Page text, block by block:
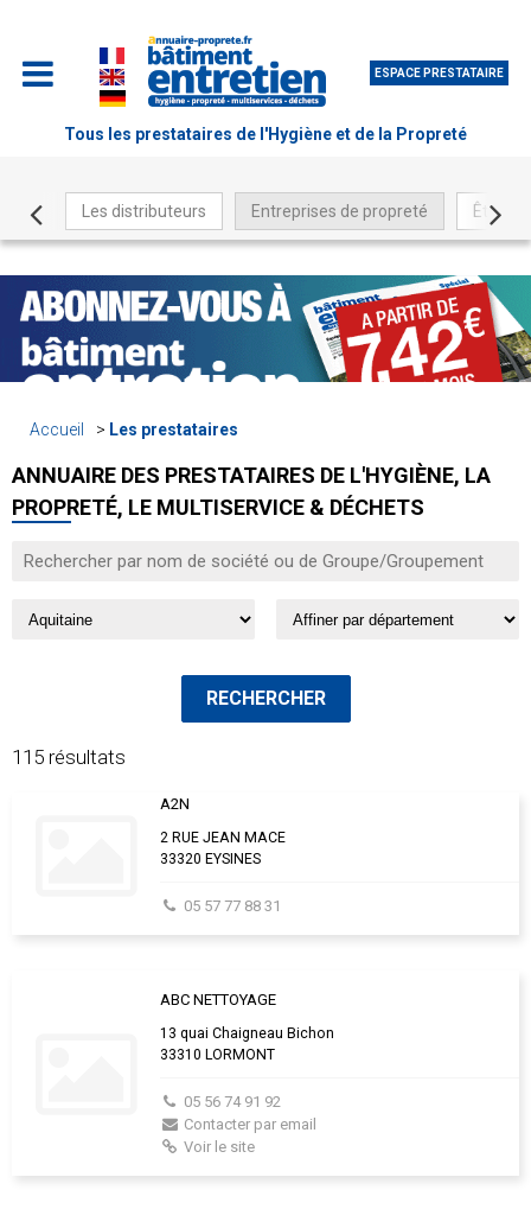
ESPACE PRESTATAIRE
Tous les prestataires de l'Hygiène et de la Propreté
Les distributeurs Entreprises de propreté Être
Accueil Les prestataires
ANNUAIRE DES PRESTATAIRES DE L'HYGIÈNE, LA
PROPRETÉ, LE MULTISERVICE & DÉCHETS
115 résultats
A2N
2 RUE JEAN MACE
33320 EYSINES
05 57 77 88 31
ABC NETTOYAGE
13 quai Chaigneau Bichon
33310 LORMONT
05 56 74 91 92
Contacter par email
Voir le site